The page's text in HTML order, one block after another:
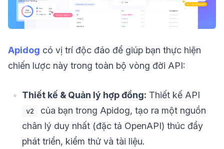
Apidog có vị trí độc đáo để giúp bạn thực hiện
chiến lược này trong toàn bộ vòng đời API:
Thiết kế & Quản lý hợp đồng: Thiết kế API
v2
của bạn trong Apidog, tạo ra một nguồn
chân lý duy nhất (đặc tả OpenAPI) thúc đẩy
phát triển, kiểm thử và tài liệu.